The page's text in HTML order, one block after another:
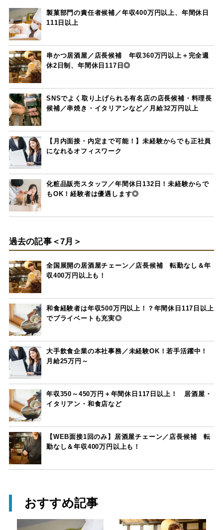
製菓部門の責任者候補／年収400万円以上、年間休日
111日以上
串かつ居酒屋／店長候補 年収360万円以上＋完全週
休2日制、年間休日117日◎
SNSでよく取り上げられる有名店の店長候補・料理長
候補／串焼き・イタリアンなど／月給32万円以上
【月内面接・内定まで可能！】未経験からでも正社員
になれるオフィスワーク
化粧品販売スタッフ／年間休日132日！未経験からで
もOK！経験者は優遇します◎
過去の記事＜7月＞
全国展開の居酒屋チェーン／店長候補 転勤なし＆年
収400万円以上も！
和食経験者は年収500万円以上！？年間休日117日以上
でプライベートも充実◎
大手飲食企業の本社事務／未経験OK！若手活躍中！
月給25万円～
年収350～450万円＋年間休日117日以上！ 居酒屋・
イタリアン・和食店など
【WEB面接1回のみ】居酒屋チェーン／店長候補 転
勤なし＆年収400万円以上も！
おすすめ記事